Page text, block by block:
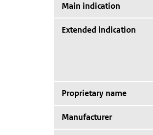
Main indication
Extended indication
Proprietary name
Manufacturer